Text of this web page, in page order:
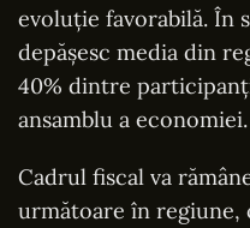
evoluţie favorabilă. În
depăşesc media din
40% dintre
ansamblu a economiei.
Cadrul fiscal va
următoare în regiune,